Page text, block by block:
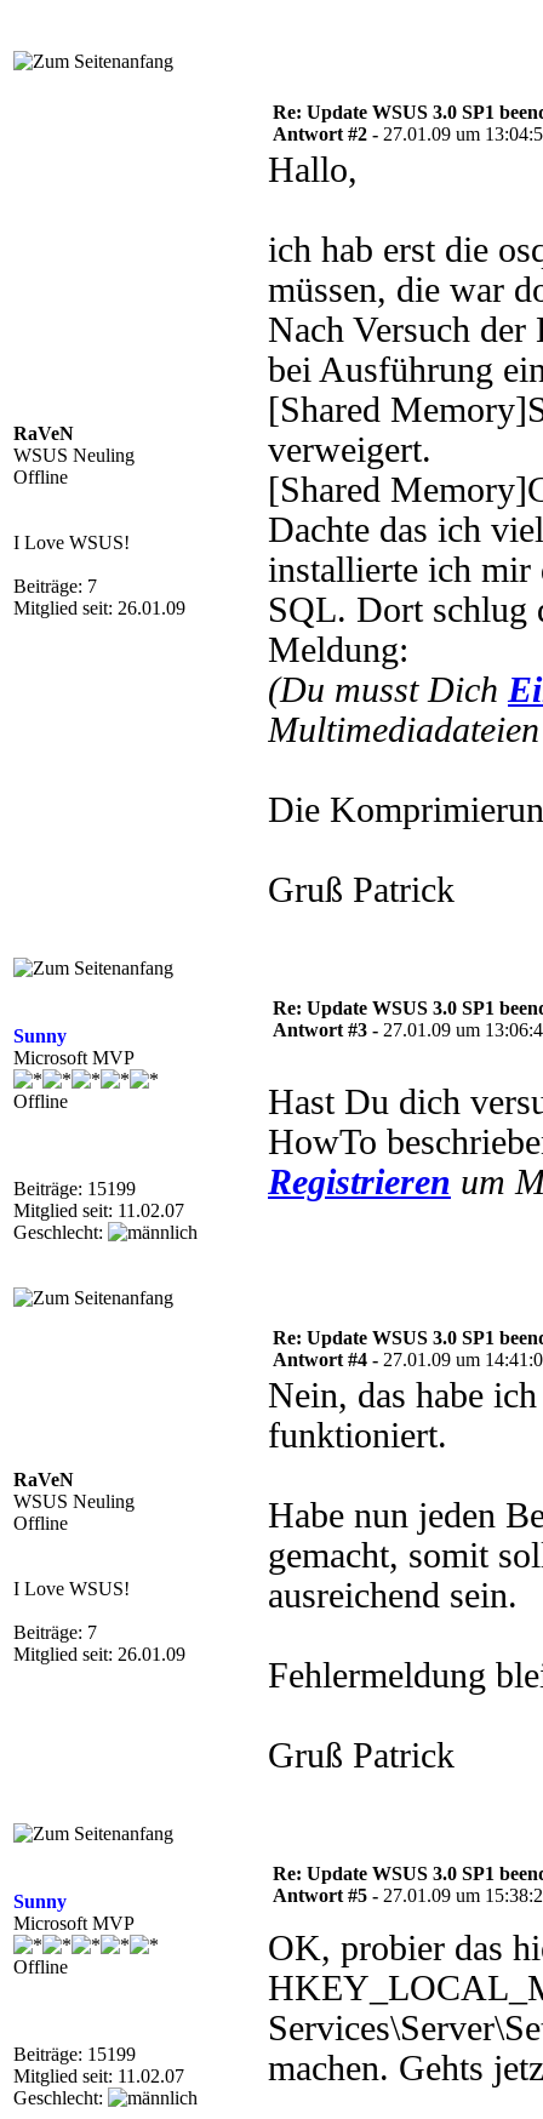
RaVeN
WSUS Neuling
Offline
I Love WSUS!
Beiträge: 7
Mitglied seit: 26.01.09
Re: Update WSUS 3.0 SP1
Antwort #2 - 27.01.09 um
Hallo,
ich hab erst die
müssen, die war
Nach Versuch der
bei Ausführung
[Shared
verweigert.
[Shared
Dachte das ich
installierte ich mir
SQL. Dort schlug
Meldung:
(Du musst Dich
Die
Gruß Patrick
Sunny
Microsoft MVP
Offline
Beiträge: 15199
Mitglied seit: 11.02.07
Geschlecht:
Re: Update WSUS 3.0 SP1
Antwort #3 - 27.01.09 um
Hast Du dich
HowTo
Registrieren um
RaVeN
WSUS Neuling
Offline
I Love WSUS!
Beiträge: 7
Mitglied seit: 26.01.09
Re: Update WSUS 3.0 SP1
Antwort #4 - 27.01.09 um
Nein, das habe
funktioniert.
Habe nun jeden
gemacht, somit
ausreichend sein.
Fehlermeldung
Gruß Patrick
Sunny
Microsoft MVP
Offline
Beiträge: 15199
Mitglied seit: 11.02.07
Geschlecht:
Re: Update WSUS 3.0 SP1
Antwort #5 - 27.01.09 um
OK, probier das
machen. Gehts